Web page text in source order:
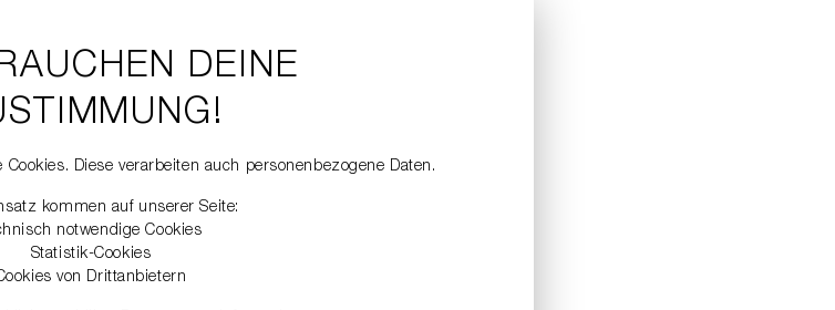
DEINE
Diese verarbeiten auch personenbezogene Daten.
kommen auf unserer Seite:
notwendige Cookies
Statistik-Cookies
von Drittanbietern